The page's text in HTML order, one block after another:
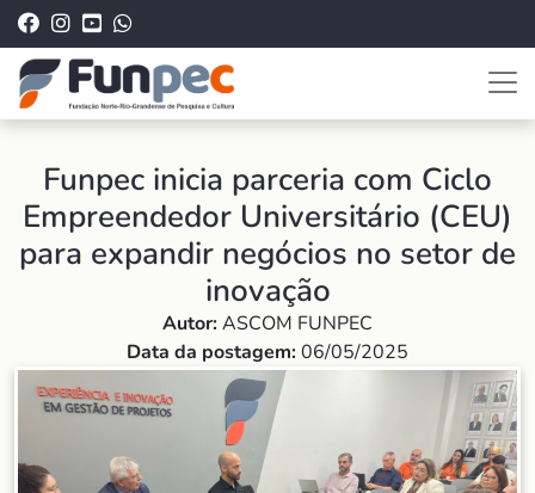
Funpec inicia parceria com Ciclo
Empreendedor Universitário (CEU)
para expandir negócios no setor de
inovação
Autor:ASCOM FUNPEC
Data da postagem:06/05/2025